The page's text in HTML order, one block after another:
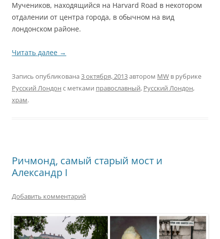
Мучеников, находящийся на Harvard Road в некотором
отдалении от центра города, в обычном на вид
лондонском районе.
Читать далее →
Запись опубликована 3 октября, 2013автором MW в рубрике
Русский Лондон с метками православный, Русский Лондон,
храм.
Ричмонд, самый старый мост и
Александр I
Добавить комментарий